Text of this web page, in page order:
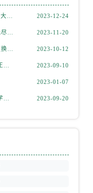
安徽省宣城市宣州区叠嶂西路劳力士售后服务中心（需提前预约）
劳力士腕表部位大“解剖”——劳力士大讲堂开课啦！ 2023-12-24
听取劳力士内部零件的呼喊，似有无尽的故事等待我们去探索 2023-11-20
劳力士手表表扣的更换步骤（如何更换手表的表扣） 2023-10-12
劳力士机械表后面是玻璃表盘(如何正确清洁和保养) 2023-09-10
2023-01-07
劳力士机械表怎么换表带的(简单易学的步骤) 2023-09-20